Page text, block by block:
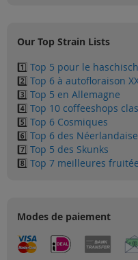
Our Top Strain Lists
1️⃣ Top 5 pour le haschisch
2️⃣ Top 6 à autofloraison
3️⃣ Top 5 en Allemagne
4️⃣ Top 10 coffeeshops
5️⃣ Top 6 Cosmiques
6️⃣ Top 6 des
7️⃣ Top 5 des Skunks
8️⃣ Top 7 meilleures
Modes de paiement